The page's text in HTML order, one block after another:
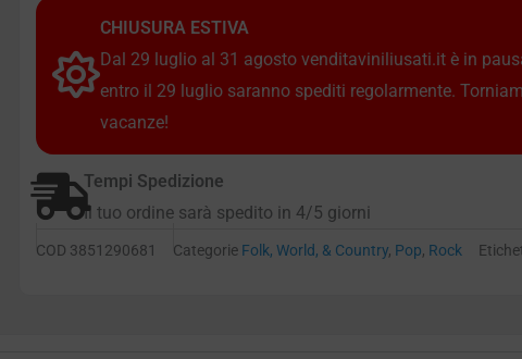
CHIUSURA ESTIVA
Dal 29 luglio al 31 agosto venditaviniliusati.it è in
entro il 29 luglio saranno spediti regolarmente.
vacanze!
Tempi Spedizione
Il tuo ordine sarà spedito in 4/5 giorni
COD 3851290681 Categorie Folk, World, & Country, Pop, Rock